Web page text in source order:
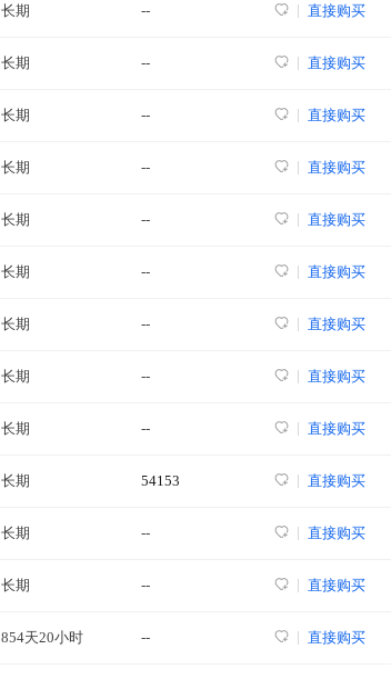
长期 -- 直接购买
长期 -- 直接购买
长期 -- 直接购买
长期 -- 直接购买
长期 -- 直接购买
长期 -- 直接购买
长期 -- 直接购买
长期 -- 直接购买
长期 -- 直接购买
长期 54153 直接购买
长期 -- 直接购买
长期 -- 直接购买
854天20小时 -- 直接购买